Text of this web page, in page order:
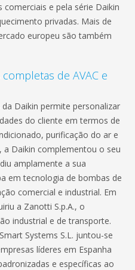
comerciais e pela série Daikin
privadas. Mais de
europeu são também
de AVAC e
Daikin permite personalizar
do cliente em termos de
purificação do ar e
Daikin complementou o seu
amplamente a sua
em tecnologia de bombas de
comercial e industrial. Em
a Zanotti S.p.A., o
industrial e de transporte.
Systems S.L. juntou-se
líderes em Espanha
e específicas ao